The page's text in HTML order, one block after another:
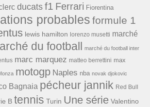
ducats f1 Ferrari Fiorentina
probables formule 1
lewis hamilton lorenzo musetti marché
du football marché du football inter
marc marquez matteo berrettini max
motogp Naples nba novak djokovic
Bagnaia pécheur jannik Red Bull
B tennis Turin Une série Valentino